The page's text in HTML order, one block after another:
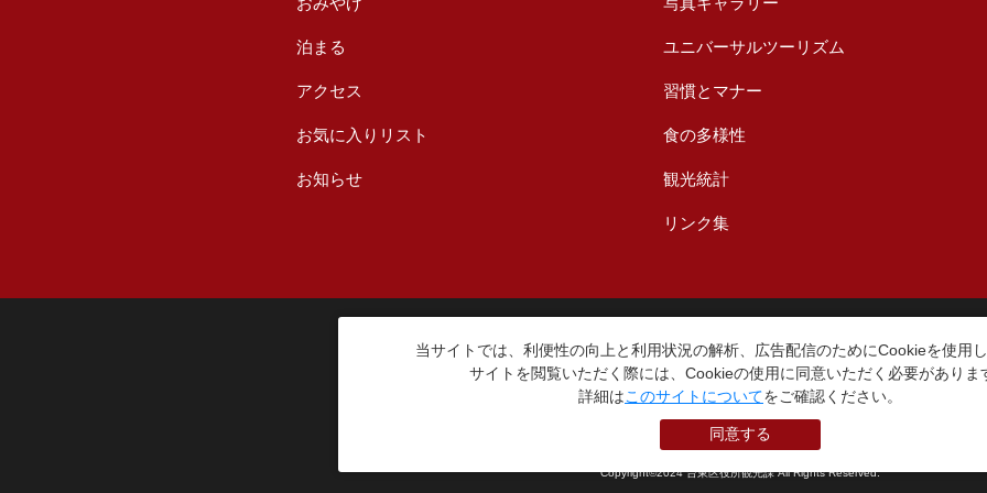
泊まる
アクセス
お気に入りリスト
お知らせ
ユニバーサルツーリズム
習慣とマナー
食の多様性
観光統計
リンク集
〒110-8615 東京都台東区東上野4丁目5番6号
TEL：03-5246-1151
（平日8:30〜17:15 土日祝休み）
本WEBサイトに掲就されている全データについて無断転載・引用を禁じます。
Copyright©2024 台東区役所観光課 All Rights Reserved.
当サイトでは、利便性の向上と利用状況の解析、広告配信のためにCookieを使用し
サイトを閲覧いただく際には、Cookieの使用に同意いただく必要がありま
詳細はこのサイトについてをご確認ください。
同意する